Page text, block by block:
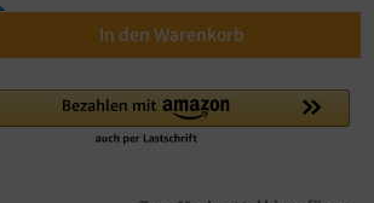
In den Warenkorb